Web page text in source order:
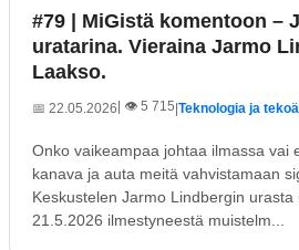
#79 | MiGistä komentoon –
uratarina. Vieraina Jarmo
Laakso.
📅 22.05.2026 | 👁️ 5 715|Teknologia ja
Onko vaikeampaa johtaa ilmassa vai
kanava ja auta meitä vahvistamaan
Keskustelen Jarmo Lindbergin
21.5.2026 ilmestyneestä muistelm...